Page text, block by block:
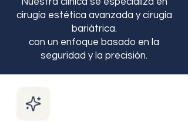
cirugía estética avanzada y cirugía
bariátrica.
con un enfoque basado en la
seguridad y la precisión.